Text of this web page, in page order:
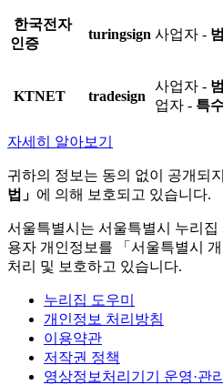
한국전자
인증
turingsign 사업자 -
KTNET tradesign
사업자 -
업자 - 특
자세히 알아보기
귀하의 정보는 동의 없이 공개되
법」 에 의해 보호되고 있습니다.
서울특별시는 서울특별시 누리
용자 개인정보를 「서울특별시
처리 및 보호하고 있습니다.
누리집 도우미
개인정보 처리방침
이용약관
저작권 정책
영상정보처리기기 운영·관